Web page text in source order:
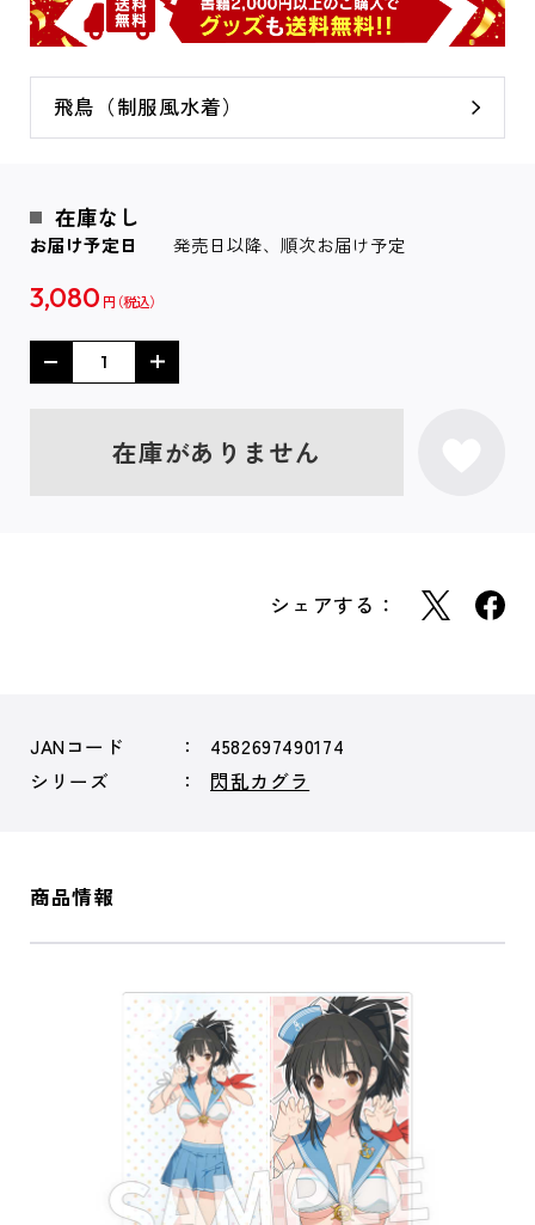
飛鳥（制服風水着）
在庫なし
お届け予定日 発売日以降、順次お届け予定
3,080 円
在庫がありません
シェアする：
JANコード
4582697490174
シリーズ
閃乱カグラ
商品情報